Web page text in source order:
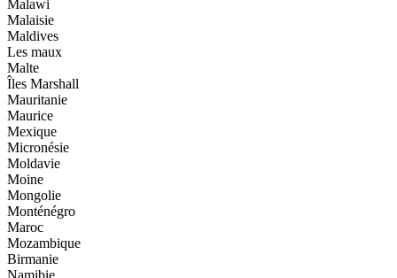
Malawi
Malaisie
Maldives
Les maux
Malte
Îles Marshall
Mauritanie
Maurice
Mexique
Micronésie
Moldavie
Moine
Mongolie
Monténégro
Maroc
Mozambique
Birmanie
Namibie